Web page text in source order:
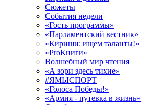
Сюжеты
События недели
«Гость программы»
«Парламентский вестник»
«Кириши: ищем таланты!»
«ProКниги»
Волшебный мир чтения
«А зори здесь тихие»
#ЯМЫСПОРТ
«Голоса Победы!»
«Армия - путевка в жизнь»